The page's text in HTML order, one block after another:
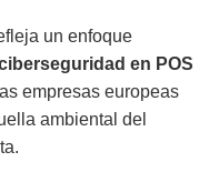
un enfoque
en POS
empresas europeas
ambiental del